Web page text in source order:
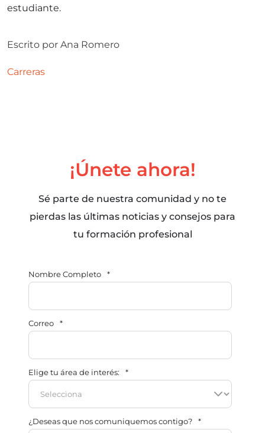
estudiante.
Escrito por Ana Romero
Carreras
¡Únete ahora!
Sé parte de nuestra comunidad y no te
pierdas las últimas noticias y consejos para
tu formación profesional
Nombre Completo *
Correo *
Elige tu área de interés: *
¿Deseas que nos comuniquemos contigo? *